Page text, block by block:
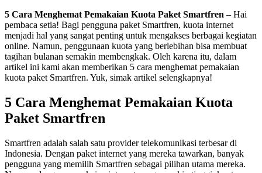
5 Cara Menghemat Pemakaian Kuota Paket Smartfren – Hai
pembaca setia! Bagi pengguna paket Smartfren, kuota internet
menjadi hal yang sangat penting untuk mengakses berbagai kegiatan
online. Namun, penggunaan kuota yang berlebihan bisa membuat
tagihan bulanan semakin membengkak. Oleh karena itu, dalam
artikel ini kami akan memberikan 5 cara menghemat pemakaian
kuota paket Smartfren. Yuk, simak artikel selengkapnya!
5 Cara Menghemat Pemakaian Kuota
Paket Smartfren
Smartfren adalah salah satu provider telekomunikasi terbesar di
Indonesia. Dengan paket internet yang mereka tawarkan, banyak
pengguna yang memilih Smartfren sebagai pilihan utama mereka.